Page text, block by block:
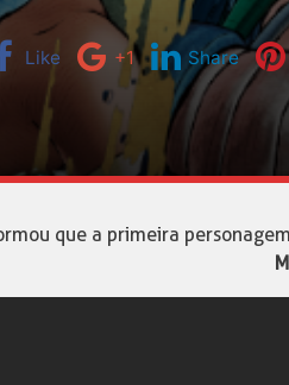
Like +1 Share
que a primeira